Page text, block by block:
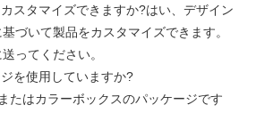
スタマイズできますか?はい、デザイン
づいて製品をカスタマイズできます。
ってください。
を使用していますか?
たはカラーボックスのパッケージです